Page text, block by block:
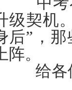
级契机
后”，
上阵。
给各